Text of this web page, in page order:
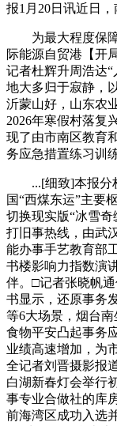
报1月20日讯近日，
为最大程度保障
际能源自贸港【开
记者杜辉升周浩达
地大多归于寂静，
沂蒙山好，山东农
2026年寒假村落复
现了由市南区教育
务应急措置练习训练
...[细致]本报分析
国“西煤东运”主要
切换现实版“冰雪
打旧事热线，由武
能办事手艺教育部
书楼影响力指数演
伴。□记者张晓帆
书显示，还原事务
等6大场景，烟台南
食物平安凸起事务
业绩高速增加，为
全记者刘晋摄影报
白湖新春灯会举行
事专业合做社的库
前海湾区成功入选